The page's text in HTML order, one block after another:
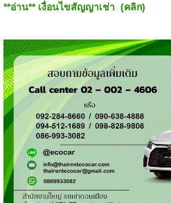
**อ่าน** เงื่อนไขสัญญาเช่า (คลิก)